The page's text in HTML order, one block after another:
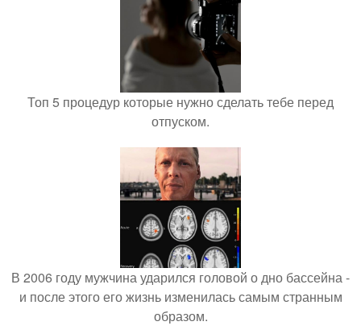
Топ 5 процедур которые нужно сделать тебе перед
отпуском.
В 2006 году мужчина ударился головой о дно бассейна -
и после этого его жизнь изменилась самым странным
образом.